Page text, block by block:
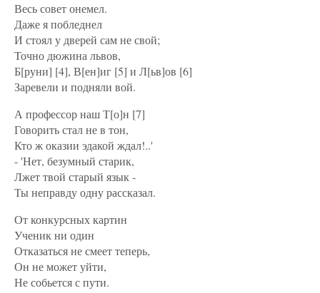
Весь совет онемел.
Даже я побледнел
И стоял у дверей сам не свой;
Точно дюжина львов,
Б[руни] [4], В[ен]иг [5] и Л[ьв]ов [6]
Заревели и подняли вой.
А профессор наш Т[о]н [7]
Говорить стал не в тон,
Кто ж оказии эдакой ждал!..'
- 'Нет, безумный старик,
Лжет твой старый язык -
Ты неправду одну рассказал.
От конкурсных картин
Ученик ни один
Отказаться не смеет теперь,
Он не может уйти,
Не собьется с пути.